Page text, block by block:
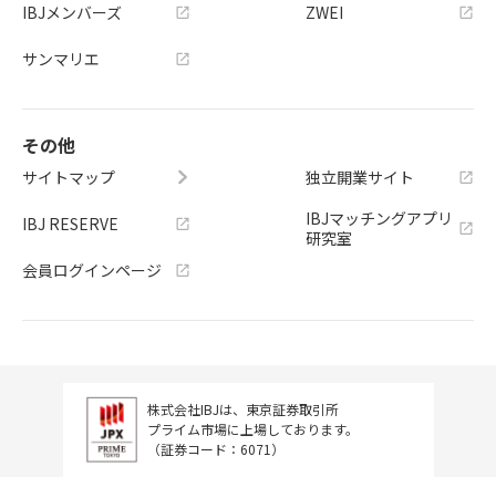
IBJメンバーズ
サンマリエ
ZWEI
その他
サイトマップ
IBJ RESERVE
会員ログインページ
独立開業サイト
IBJマッチングアプリ
研究室
株式会社IBJは、東京証券取引所
プライム市場に上場しております。
（証券コード：6071）